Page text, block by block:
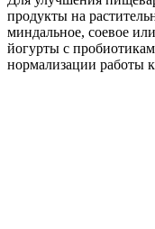
продукты на
миндальное, соевое
йогурты с
нормализации работы